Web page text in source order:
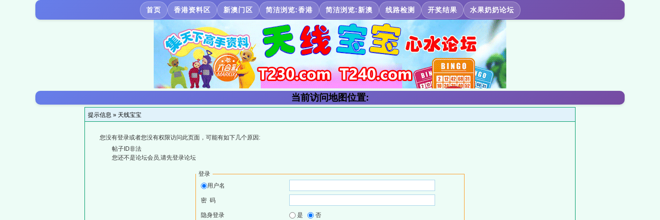
首页 香港资料区 新澳门区 简洁浏览:香港 简洁浏览:新澳 线路检测 开奖结果 水果奶奶论坛
当前访问地图位置:
提示信息 » 天线宝宝
您没有登录或者您没有权限访问此页面，可能有如下几个原因:
帖子ID非法
您还不是论坛会员,请先登录论坛
登录
用户名
密 码
隐身登录 是 否